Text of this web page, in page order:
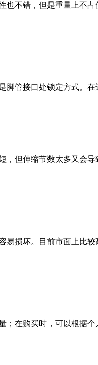
不错，但是重量上不
管接口处锁定方式。
但伸缩节数太多又会
损坏。目前市面上比
在购买时，可以根据